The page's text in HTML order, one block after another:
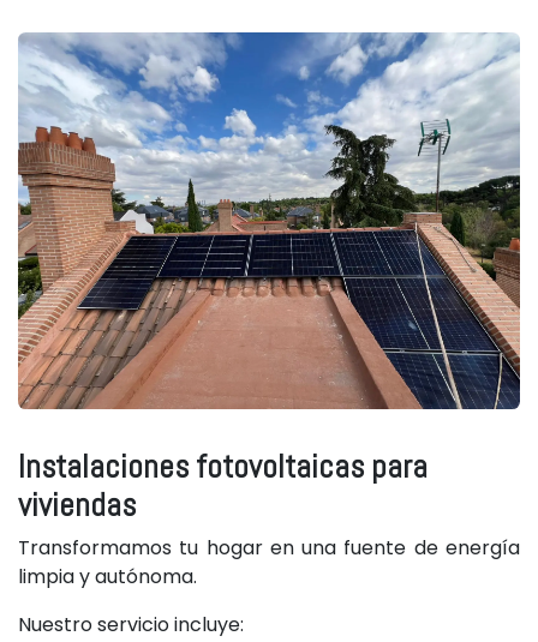
Instalaciones fotovoltaicas para
viviendas
Transformamos tu hogar en una fuente de energía
limpia y autónoma.
Nuestro servicio incluye: